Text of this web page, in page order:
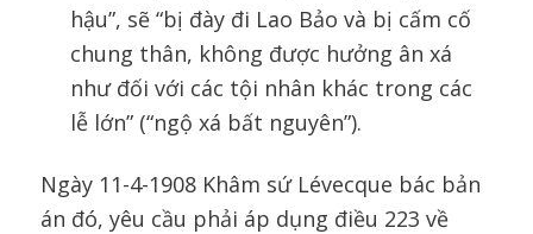
hậu”, sẽ “bị đày đi Lao Bảo và bị cấm cố
chung thân, không được hưởng ân xá
như đối với các tội nhân khác trong các
lễ lớn” (“ngộ xá bất nguyên”).
Ngày 11-4-1908 Khâm sứ Lévecque bác bản
án đó, yêu cầu phải áp dụng điều 223 về